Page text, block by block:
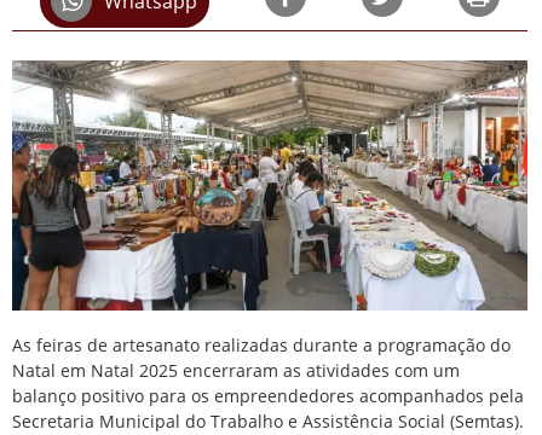
As feiras de artesanato realizadas durante a programação do
Natal em Natal 2025 encerraram as atividades com um
balanço positivo para os empreendedores acompanhados pela
Secretaria Municipal do Trabalho e Assistência Social (Semtas).